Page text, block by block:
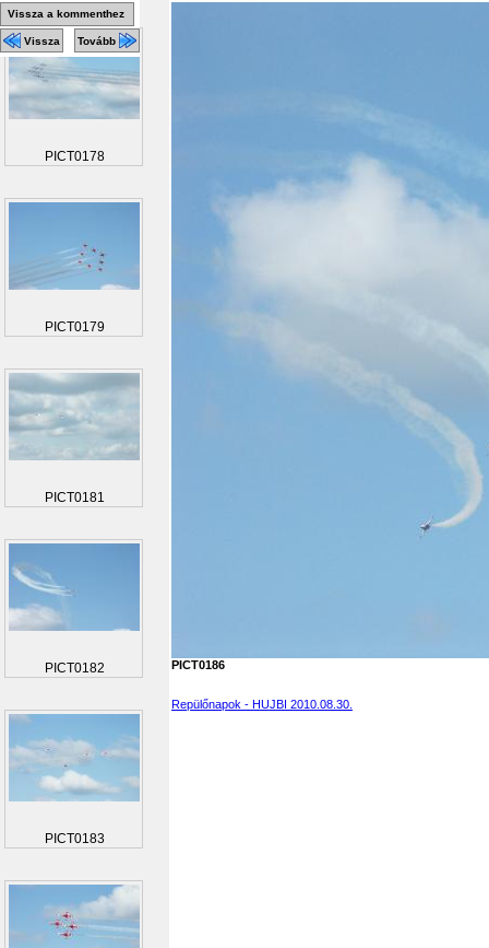
PICT0186
Repülőnapok - HUJBI 2010.08.30.
Vissza a kommenthez
Vissza Tovább
PICT0178
PICT0179
PICT0181
PICT0182
PICT0183